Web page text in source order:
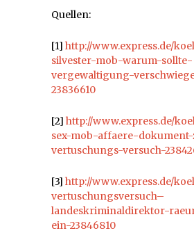
Quellen:
[1] http://www.express.de/
silvester-mob-warum-sollte-
vergewaltigung-
23836610
[2] http://www.express.de/
sex-mob-affaere-
vertuschungs-versuch-
[3] http://www.express.de/
vertuschungsversuch–
landeskriminaldirektor-
ein-23846810